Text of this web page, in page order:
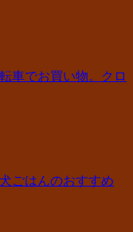
車でお買い物。クロ
ごはんのおすすめ